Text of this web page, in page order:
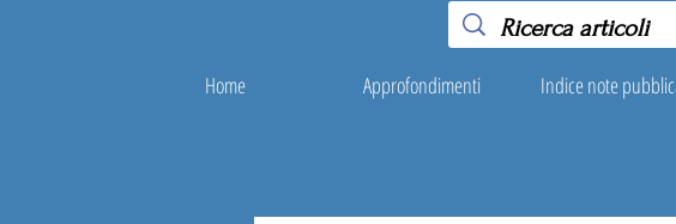
Home Approfondimenti Indice note